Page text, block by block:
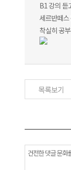
B1 강의 듣
세르반떼스
착실히 공
목록보기